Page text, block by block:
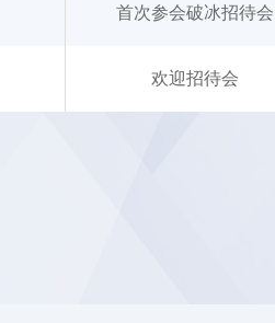
首次参会破冰招待会
欢迎招待会